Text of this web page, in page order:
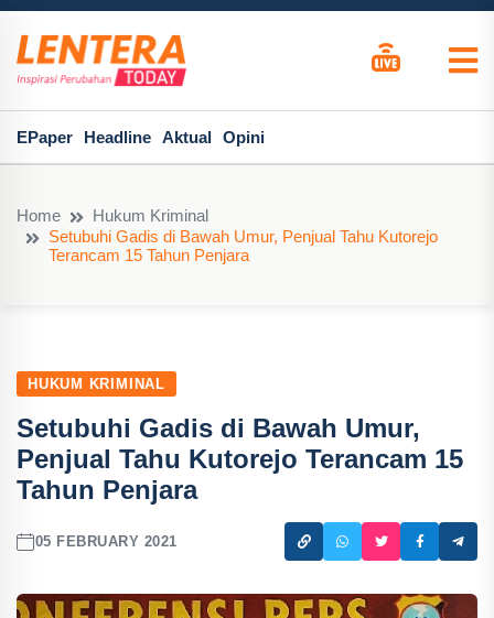
EPaper Headline Aktual Opini
Home
Hukum Kriminal
Setubuhi Gadis di Bawah Umur, Penjual Tahu Kutorejo
Terancam 15 Tahun Penjara
HUKUM KRIMINAL
Setubuhi Gadis di Bawah Umur,
Penjual Tahu Kutorejo Terancam 15
Tahun Penjara
05 FEBRUARY 2021